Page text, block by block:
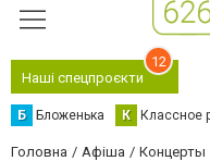
Наші спецпроєкти
12
Б Бложенька К Классное
Головна Афіша Концерты